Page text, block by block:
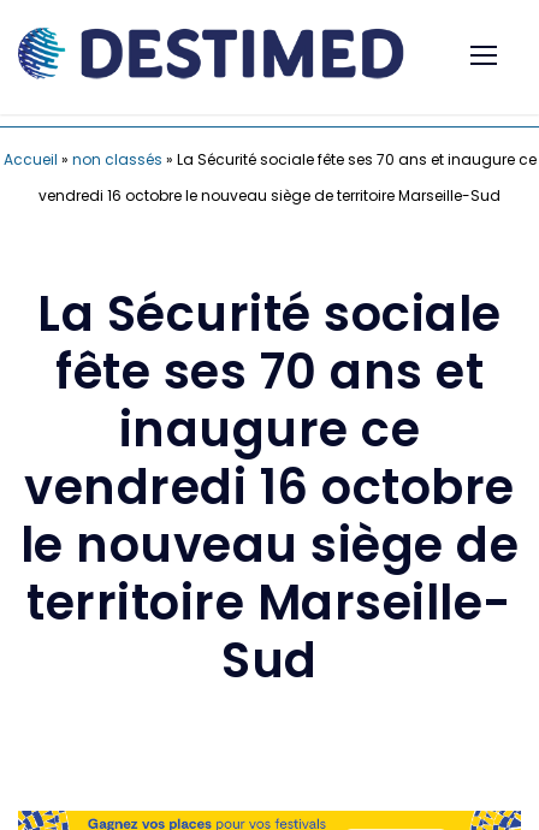
Accueil » non classés » La Sécurité sociale fête ses 70 ans et inaugure ce
vendredi 16 octobre le nouveau siège de territoire Marseille-Sud
La Sécurité sociale
fête ses 70 ans et
inaugure ce
vendredi 16 octobre
le nouveau siège de
territoire Marseille-
Sud